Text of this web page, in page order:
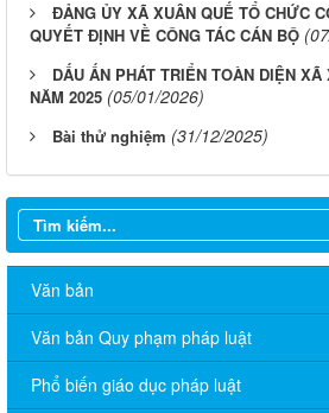
ĐẢNG ỦY XÃ XUÂN QUẾ TỔ CHỨC
QUYẾT ĐỊNH VỀ CÔNG TÁC CÁN BỘ
DẤU ẤN PHÁT TRIỂN TOÀN DIỆN XÃ
NĂM 2025 (05/01/2026)
Bài thử nghiệm (31/12/2025)
Văn bản
Văn bản Quy phạm pháp luật
Phổ biến giáo dục pháp luật